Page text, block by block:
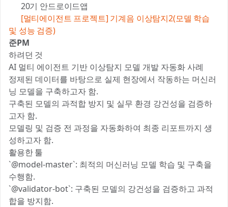
📚 20기 안드로이드앱
[멀티에이전트 프로젝트] 기계음 이상탐지2(모델 학습
및 성능 검증)
준PM
하려던 것 📝
AI 멀티 에이전트 기반 이상탐지 모델 개발 자동화 사례
정제된 데이터를 바탕으로 실제 현장에서 작동하는 머신러
닝 모델을 구축하고자 함.
구축된 모델의 과적합 방지 및 실무 환경 강건성을 검증하
고자 함.
모델링 및 검증 전 과정을 자동화하여 최종 리포트까지 생
성하고자 함.
활용한 툴 ⚒️
`@model-master`: 최적의 머신러닝 모델 학습 및 구축을
수행함.
`@validator-bot`: 구축된 모델의 강건성을 검증하고 과적
합을 방지함.